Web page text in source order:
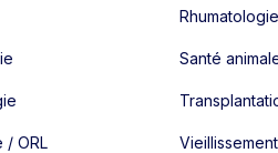
/ ORL
Rhumatologie
Santé
Vieillissement